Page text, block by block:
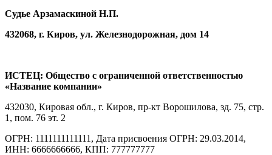
Судье Арзамаскиной Н.П.
432068, г. Киров, ул. Железнодорожная, дом 14
ИСТЕЦ: Общество с ограниченной ответственностью
«Название компании»
432030, Кировая обл., г. Киров, пр-кт Ворошилова, зд. 75, стр.
1, пом. 76 эт. 2
ОГРН: 1111111111111, Дата присвоения ОГРН: 29.03.2014,
ИНН: 6666666666, КПП: 777777777